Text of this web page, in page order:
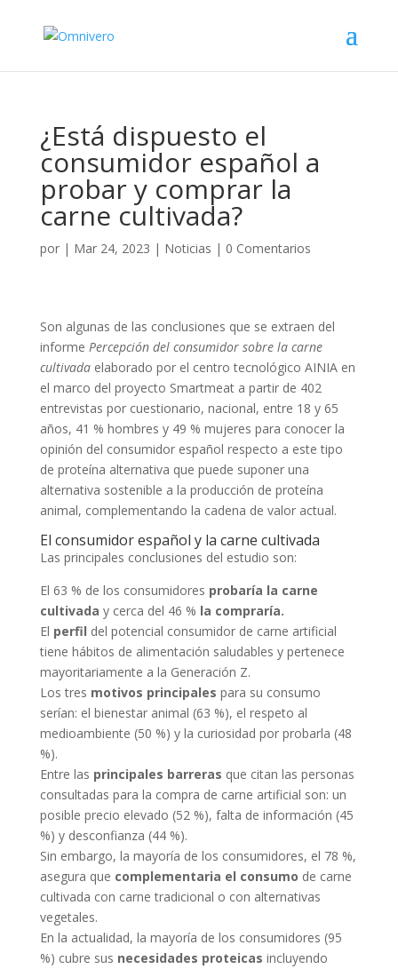
¿Está dispuesto el
consumidor español a
probar y comprar la
carne cultivada?
por | Mar 24, 2023 | Noticias | 0 Comentarios
Son algunas de las conclusiones que se extraen del
informe Percepción del consumidor sobre la carne
cultivadaelaborado por el centro tecnológico AINIA en
el marco del proyecto Smartmeat a partir de 402
entrevistas por cuestionario, nacional, entre 18 y 65
años, 41 % hombres y 49 % mujeres para conocer la
opinión del consumidor español respecto a este tipo
de proteína alternativa que puede suponer una
alternativa sostenible a la producción de proteína
animal, complementando la cadena de valor actual.
El consumidor español y la carne cultivada
Las principales conclusiones del estudio son:
El 63 % de los consumidores probaría la carne
cultivada y cerca del 46 % la compraría.
El perfil del potencial consumidor de carne artificial
tiene hábitos de alimentación saludables y pertenece
mayoritariamente a la Generación Z.
Los tres motivos principales para su consumo
serían: el bienestar animal (63 %), el respeto al
medioambiente (50 %) y la curiosidad por probarla (48
%).
Entre las principales barreras que citan las personas
consultadas para la compra de carne artificial son: un
posible precio elevado (52 %), falta de información (45
%) y desconfianza (44 %).
Sin embargo, la mayoría de los consumidores, el 78 %,
asegura que complementaria el consumo de carne
cultivada con carne tradicional o con alternativas
vegetales.
En la actualidad, la mayoría de los consumidores (95
%) cubre sus necesidades proteicas incluyendo